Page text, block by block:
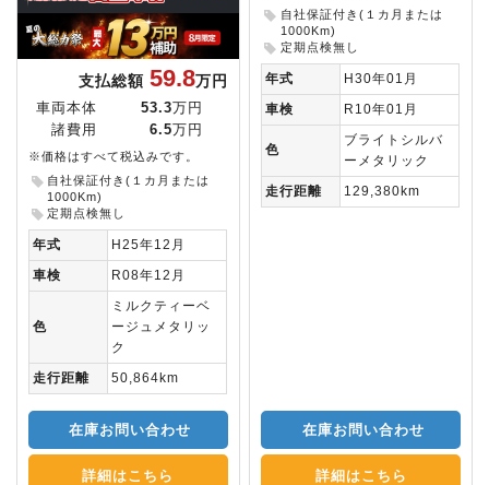
支払総額 59.8万円
車両本体 53.3 万円
諸費用
6.5 万円
※価格はすべて税込みです。
自社保証付き(１カ月または
1000Km)
定期点検無し
年式
H25年12月
車検
R08年12月
色
ミルクティーベ
ージュメタリッ
ク
走行距離
50,864km
在庫お問い合わせ
詳細はこちら
自社保証付き(１カ月または
1000Km)
定期点検無し
年式
H30年01月
車検
R10年01月
色
ブライトシルバ
ーメタリック
走行距離
129,380km
在庫お問い合わせ
詳細はこちら